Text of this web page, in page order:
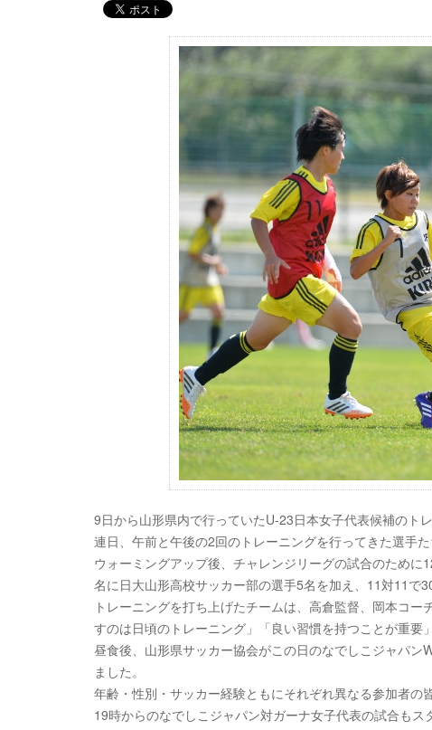
9日から山形県内で行っていたU-23日本女子代表候補のト
連日、午前と午後の2回のトレーニングを行ってきた選手
ウォーミングアップ後、チャレンジリーグの試合のため
名に日大山形高校サッカー部の選手5名を加え、11対11で
トレーニングを打ち上げたチームは、高倉監督、岡本コ
すのは日頃のトレーニング」「良い習慣を持つことが重要
昼食後、山形県サッカー協会がこの日のなでしこジャパ
ました。
年齢・性別・サッカー経験ともにそれぞれ異なる参加者の
19時からのなでしこジャパン対ガーナ女子代表の試合もス